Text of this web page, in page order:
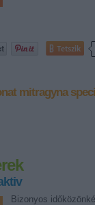
Tetszik
mitragyna
Bizonyos